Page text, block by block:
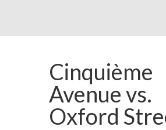
Cinquième
Avenue vs.
Oxford